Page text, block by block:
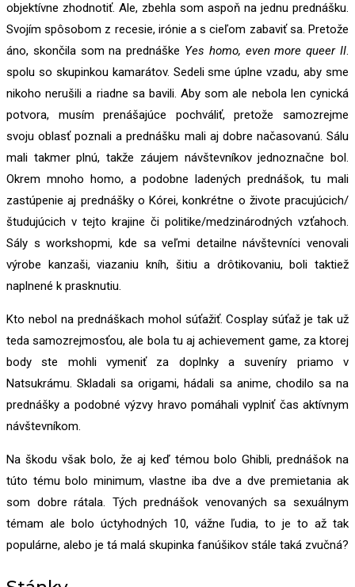
objektívne zhodnotiť. Ale, zbehla som aspoň na jednu prednášku.
Svojím spôsobom z recesie, irónie a s cieľom zabaviť sa. Pretože
áno, skončila som na prednáške Yes homo, even more queer II.
spolu so skupinkou kamarátov. Sedeli sme úplne vzadu, aby sme
nikoho nerušili a riadne sa bavili. Aby som ale nebola len cynická
potvora, musím prenášajúce pochváliť, pretože samozrejme
svoju oblasť poznali a prednášku mali aj dobre načasovanú. Sálu
mali takmer plnú, takže záujem návštevníkov jednoznačne bol.
Okrem mnoho homo, a podobne ladených prednášok, tu mali
zastúpenie aj prednášky o Kórei, konkrétne o živote pracujúcich/
študujúcich v tejto krajine či politike/medzinárodných vzťahoch.
Sály s workshopmi, kde sa veľmi detailne návštevníci venovali
výrobe kanzaši, viazaniu kníh, šitiu a drôtikovaniu, boli taktiež
naplnené k prasknutiu.
Kto nebol na prednáškach mohol súťažiť. Cosplay súťaž je tak už
teda samozrejmosťou, ale bola tu aj achievement game, za ktorej
body ste mohli vymeniť za doplnky a suveníry priamo v
Natsukrámu. Skladali sa origami, hádali sa anime, chodilo sa na
prednášky a podobné výzvy hravo pomáhali vyplniť čas aktívnym
návštevníkom.
Na škodu však bolo, že aj keď témou bolo Ghibli, prednášok na
túto tému bolo minimum, vlastne iba dve a dve premietania ak
som dobre rátala. Tých prednášok venovaných sa sexuálnym
témam ale bolo úctyhodných 10, vážne ľudia, to je to až tak
populárne, alebo je tá malá skupinka fanúšikov stále taká zvučná?